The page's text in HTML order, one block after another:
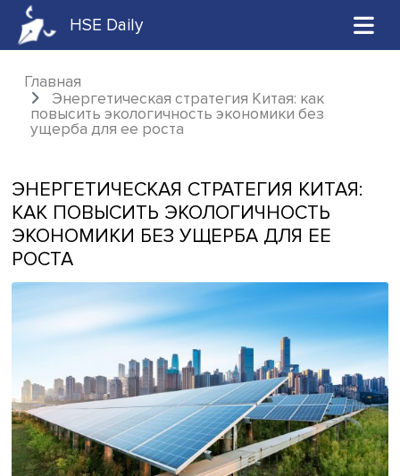
HSE Daily
Главная
Энергетическая стратегия Китая: как
повысить экологичность экономики без
ЭНЕРГЕТИЧЕСКАЯ СТРАТЕГИЯ
КАК ПОВЫСИТЬ ЭКОЛОГИЧНОСТЬ
ЭКОНОМИКИ БЕЗ УЩЕРБА ДЛЯ ЕЕ
РОСТА